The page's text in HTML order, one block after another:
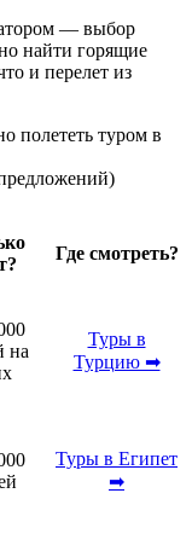
— выбор
найти горящие
и перелет из
полететь туром в
Где смотреть?
на
Туры в
Турцию ➡
Туры в Египет
➡